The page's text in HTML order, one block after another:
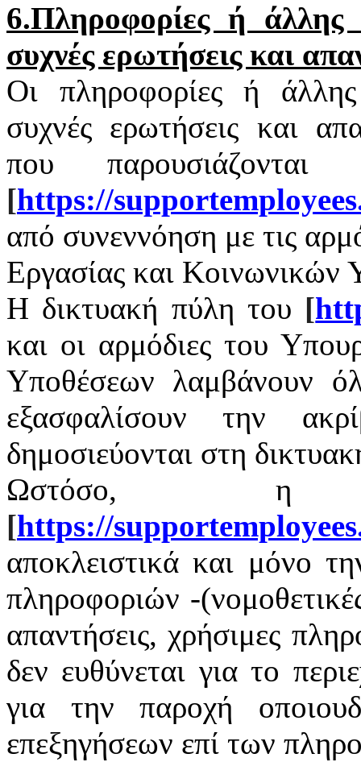
6.Πληροφορίες ή άλλης
συχνές ερωτήσεις και
Οι πληροφορίες ή άλλης
συχνές ερωτήσεις και
που
[https://supportemployees
από συνεννόηση με τις
Εργασίας και Κοινωνικών
Η δικτυακή πύλη του [
και οι αρμόδιες του
Υποθέσεων λαμβάνουν
εξασφαλίσουν την
δημοσιεύονται στη
Ωστόσο, η
[https://supportemployees
αποκλειστικά και μόνο
πληροφοριών -
απαντήσεις, χρήσιμες
δεν ευθύνεται για το
για την παροχή
επεξηγήσεων επί των